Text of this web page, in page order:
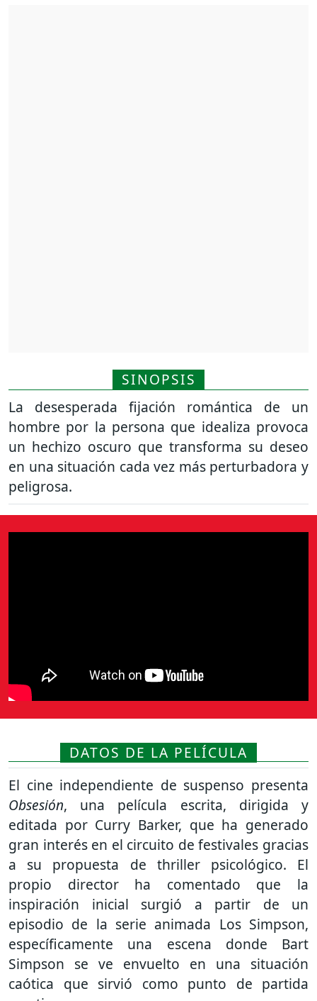
SINOPSIS
La desesperada fijación romántica de un
hombre por la persona que idealiza provoca
un hechizo oscuro que transforma su deseo
en una situación cada vez más perturbadora y
peligrosa.
DATOS DE LA PELÍCULA
El cine independiente de suspenso presenta
Obsesión, una película escrita, dirigida y
editada por Curry Barker, que ha generado
gran interés en el circuito de festivales gracias
a su propuesta de thriller psicológico. El
propio director ha comentado que la
inspiración inicial surgió a partir de un
episodio de la serie animada Los Simpson,
específicamente una escena donde Bart
Simpson se ve envuelto en una situación
caótica que sirvió como punto de partida